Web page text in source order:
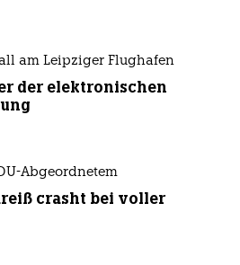
am Leipziger Flughafen
der elektronischen
Abgeordnetem
crasht bei voller